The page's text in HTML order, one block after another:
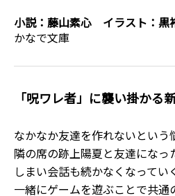
小説： 藤山素心 イラスト： 黒
かなで文庫
「呪ワレ者」に襲い掛かる
なかなか友達を作れないという
隣の席の跡上陽夏と友達になっ
しまい会話も続かなくなってい
一緒にゲームを遊ぶことで共通